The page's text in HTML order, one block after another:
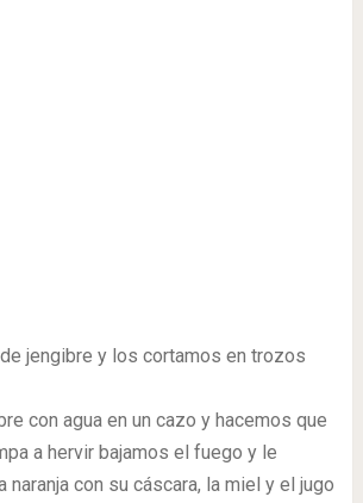
jengibre y los cortamos en trozos
con agua en un cazo y hacemos que
a hervir bajamos el fuego y le
naranja con su cáscara, la miel y el jugo